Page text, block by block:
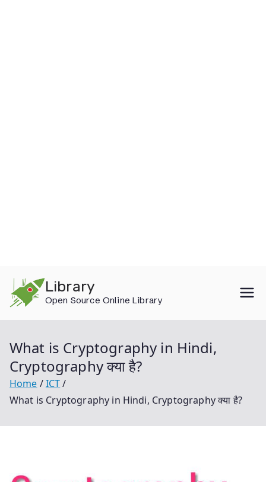
content
Library
Open Source Online Library
What is Cryptography in Hindi,
Cryptography क्या है?
Home
ICT
What is Cryptography in Hindi, Cryptography क्या है?